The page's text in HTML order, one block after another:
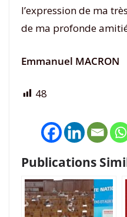
l’expression de ma
de ma profonde
Emmanuel MACRON
48
Publications